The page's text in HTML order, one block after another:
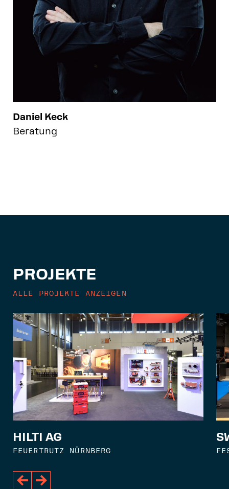
Daniel Keck
Beratung
PROJEKTE
ALLE PROJEKTE ANZEIGEN
HILTI AG
FEUERTRUTZ NÜRNBERG
 